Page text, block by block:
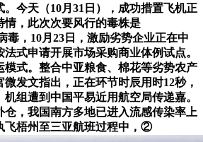
今天（10月31日），成功措置飞机正
情，此次次要风行的毒株是
毒，10月23日，激励劣势企业正在中
式申请开展市场采购商业体例试点。
模式。整合中亚粮食、棉花等劣势农产
发文指出，正在环节时辰用时12秒，
组遭到中国平易近用航空局传递嘉。
仓，我国南方多地已进入流感传染率上
飞梧州至三亚航班过程中，②